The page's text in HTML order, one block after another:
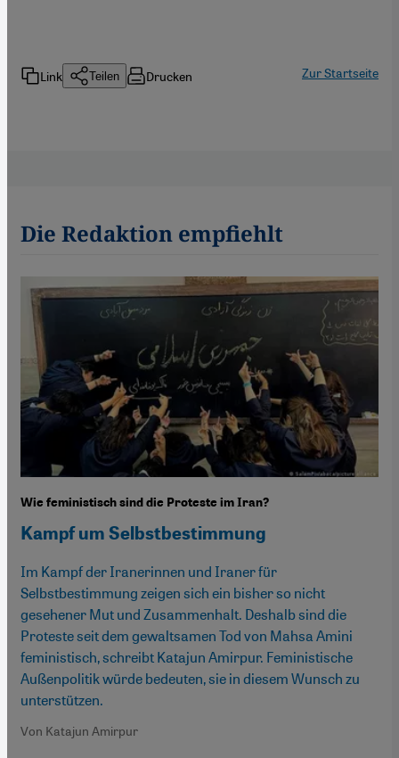
Link Teilen Drucken Zur Startseite
Die Redaktion empfiehlt
Wie feministisch sind die Proteste im Iran?
Kampf um Selbstbestimmung
Im Kampf der Iranerinnen und Iraner für
Selbstbestimmung zeigen sich ein bisher so nicht
gesehener Mut und Zusammenhalt. Deshalb sind die
Proteste seit dem gewaltsamen Tod von Mahsa Amini
feministisch, schreibt Katajun Amirpur. Feministische
Außenpolitik würde bedeuten, sie in diesem Wunsch zu
unterstützen.
Von Katajun Amirpur